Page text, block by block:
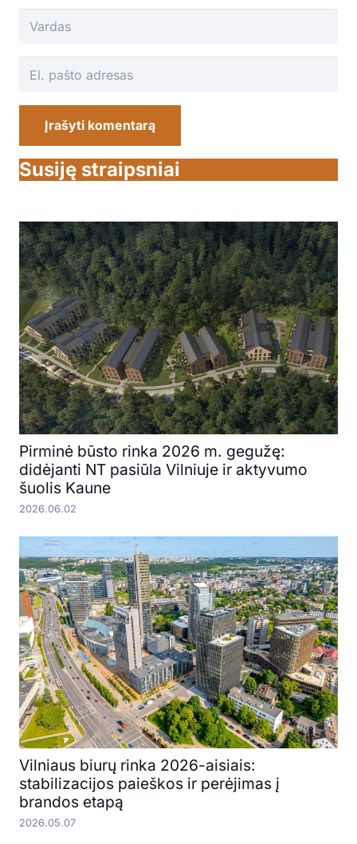
Įrašyti komentarą
Susiję straipsniai
Pirminė būsto rinka 2026 m. gegužę:
didėjanti NT pasiūla Vilniuje ir aktyvumo
šuolis Kaune
2026.06.02
Vilniaus biurų rinka 2026-aisiais:
stabilizacijos paieškos ir perėjimas į
brandos etapą
2026.05.07